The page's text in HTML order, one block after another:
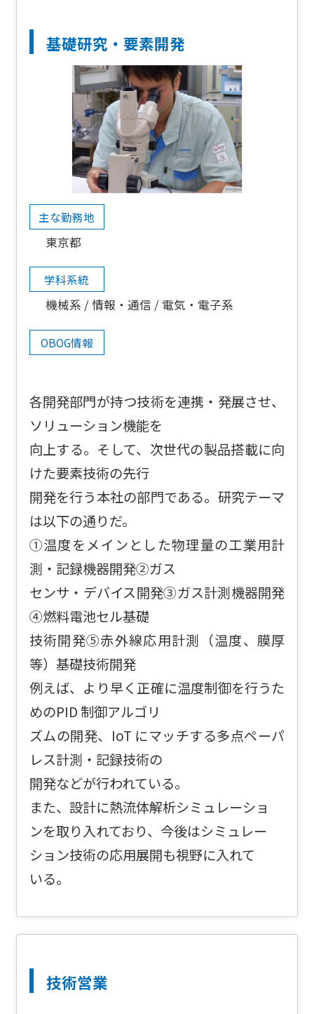
基礎研究・要素開発
主な勤務地
東京都
学科系統
機械系 情報・通信 電気・電子系
OBOG情報
各開発部門が持つ技術を連携・発展させ、
ソリューション機能を
向上する。そして、次世代の製品搭載に向
けた要素技術の先行
開発を行う本社の部門である。研究テーマ
は以下の通りだ。
①温度をメインとした物理量の工業用計
測・記録機器開発②ガス
センサ・デバイス開発③ガス計測機器開発
④燃料電池セル基礎
技術開発⑤赤外線応用計測（温度、膜厚
等）基礎技術開発
例えば、より早く正確に温度制御を行うた
めのPID 制御アルゴリ
ズムの開発、IoT にマッチする多点ペーパ
レス計測・記録技術の
開発などが行われている。
また、設計に熱流体解析シミュレーショ
ンを取り入れており、今後はシミュレー
ション技術の応用展開も視野に入れて
いる。
技術営業